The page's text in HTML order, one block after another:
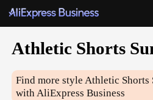
Athletic Shorts
Find more styleAthletic Shorts
with AliExpress Business